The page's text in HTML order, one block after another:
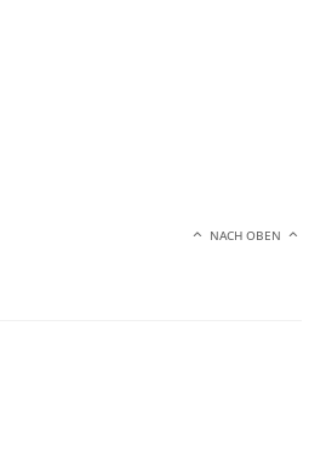
NACH OBEN